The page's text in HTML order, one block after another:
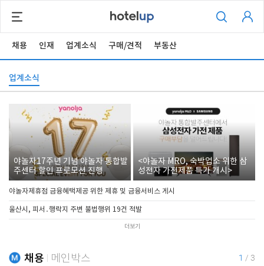
채용 인재 업계소식 구매/견적 부동산
업계소식
야놀자17주년 기념 야놀자 통합발
주센터 할인 프로모션 진행
<야놀자 MRO, 숙박업소 위한 삼
성전자 가전제품 특가 개시>
야놀자제휴점 금융혜택제공 위한 제휴 및 금융서비스 게시
울산시, 피서․행락지 주변 불법행위 19건 적발
더보기
채용 메인박스 1 / 3